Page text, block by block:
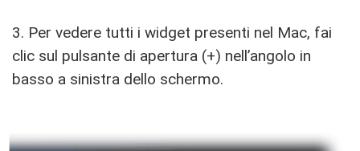
3. Per vedere tutti i widget presenti nel Mac, fai
clic sul pulsante di apertura (+) nell’angolo in
basso a sinistra dello schermo.